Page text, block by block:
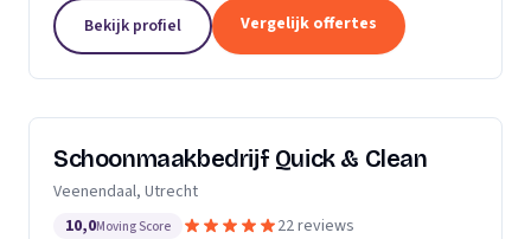
Kantoor panden Scholen Zwembaden Vakantie
parkeren Traphuizen...
Bekijk profiel Vergelijk offertes
Schoonmaakbedrijf Quick & Clean
Veenendaal, Utrecht
10,0Moving Score 22 reviews